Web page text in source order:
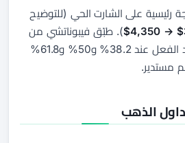
رئيسية على الشارت الحي (للتوضيح
). طبّق فيبوناتشي من
القاع إلى القمة وراقب رد الفعل عند 38.2% و50% و61.8%
مستدير.
الذهب